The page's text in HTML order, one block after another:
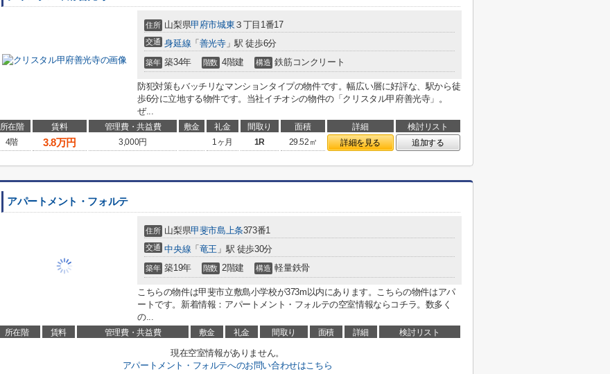
住所 山梨県甲府市城東 ３丁目1番17
交通 身延線 「 善光寺」駅 徒歩6分
築年 築34年 階数 4階建 構造 鉄筋コンクリート
防犯対策もバッチリなマンションタイプの物件です。幅広い層に好評な、駅から徒
歩6分に立地する物件です。当社イチオシの物件の「クリスタル甲府善光寺」。
ぜ...
所在階 賃料 管理費・共益費 敷金 礼金 間取り 面積 詳細
検討リスト
4階
3.8万円 3,000円 1ヶ月 1R 29.52㎡ 詳細を見る 追加する
アパートメント・フォルテ
住所 山梨県甲斐市島上条373番1
交通 中央線 「 竜王 」駅 徒歩30分
築年 築19年 階数 2階建 構造 軽量鉄骨
こちらの物件は甲斐市立敷島小学校が373m以内にあります。こちらの物件はアパ
ートです。新着情報：アパートメント・フォルテの空室情報ならコチラ。数多く
の...
所在階 賃料 管理費・共益費 敷金 礼金 間取り 面積 詳細 検討リスト
現在空室情報がありません。
アパートメント・フォルテへのお問い合わせはこちら